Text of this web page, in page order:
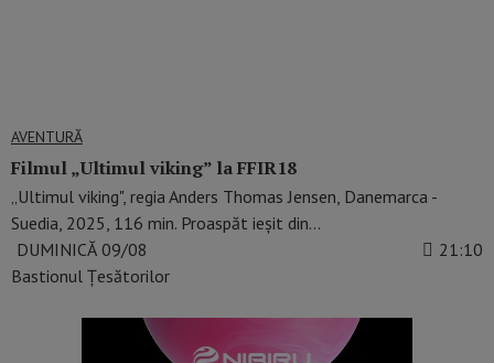
AVENTURĂ
Filmul „Ultimul viking” la FFIR18
„Ultimul viking", regia Anders Thomas Jensen, Danemarca -
Suedia, 2025, 116 min. Proaspăt ieșit din…
DUMINICĂ 09/08
21:10
Bastionul Țesătorilor